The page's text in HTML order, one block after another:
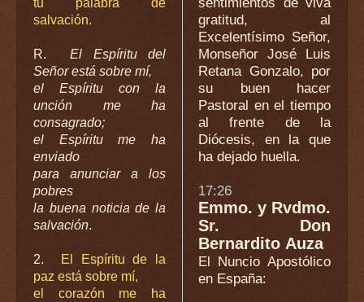
salvación.
R.
El Espíritu del
Señor está sobre mí,
el Espíritu con la
unción me ha
consagrado;
el Espíritu me ha
enviado
para anunciar a los
pobres
la buena noticia de la
salvación.
2.
El Espíritu de la
paz está sobre mí,
el corazón me ha
gratitud, al
Excelentísimo Señor,
Monseñor José Luis
Retana Gonzalo, por
su buen hacer
Pastoral en el tiempo
al frente de la
Diócesis, en la que
ha dejado huella.
17:26
Emmo. y Rvdmo.
Sr. Don
Bernardito Auza
El Nuncio Apostólico
en España: